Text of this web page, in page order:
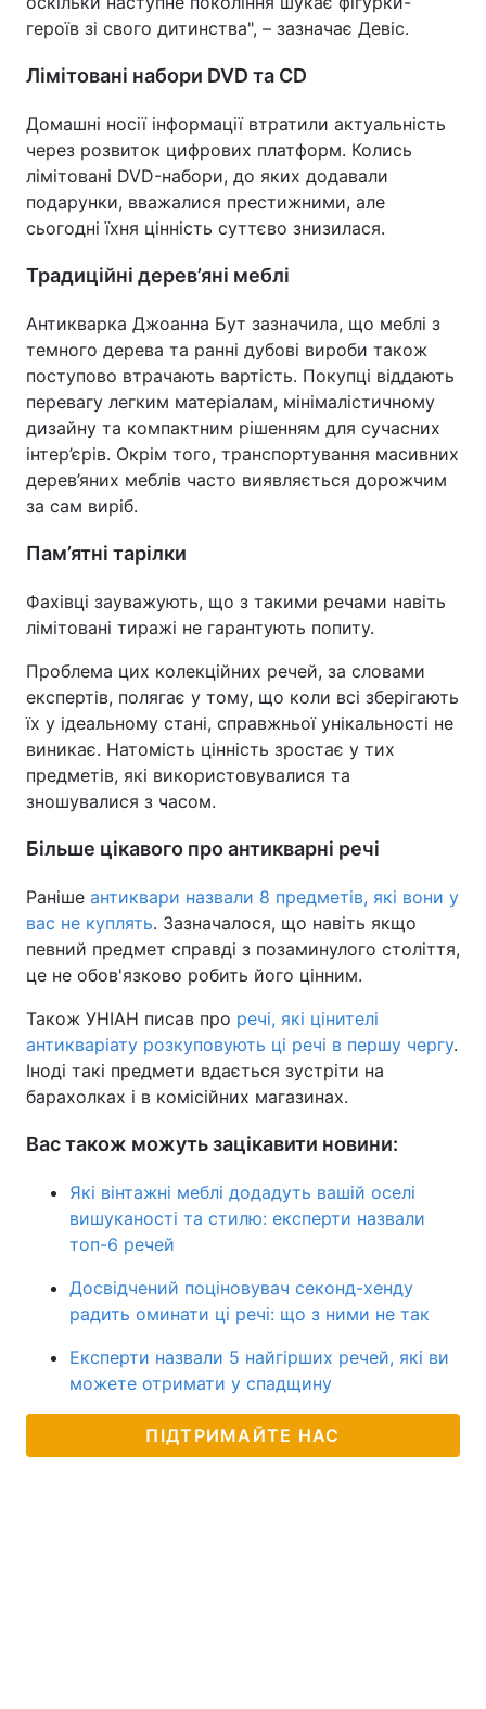
героїв зі свого дитинства", – зазначає Девіс.
Лімітовані набори DVD та CD
Домашні носії інформації втратили актуальність
через розвиток цифрових платформ. Колись
лімітовані DVD-набори, до яких додавали
подарунки, вважалися престижними, але
сьогодні їхня цінність суттєво знизилася.
Традиційні дерев’яні меблі
Антикварка Джоанна Бут зазначила, що меблі з
темного дерева та ранні дубові вироби також
поступово втрачають вартість. Покупці віддають
перевагу легким матеріалам, мінімалістичному
дизайну та компактним рішенням для сучасних
інтер’єрів. Окрім того, транспортування масивних
дерев’яних меблів часто виявляється дорожчим
за сам виріб.
Пам’ятні тарілки
Фахівці зауважують, що з такими речами навіть
лімітовані тиражі не гарантують попиту.
Проблема цих колекційних речей, за словами
експертів, полягає у тому, що коли всі зберігають
їх у ідеальному стані, справжньої унікальності не
виникає. Натомість цінність зростає у тих
предметів, які використовувалися та
зношувалися з часом.
Більше цікавого про антикварні речі
Раніше антиквари назвали 8 предметів, які вони у
вас не куплять. Зазначалося, що навіть якщо
певний предмет справді з позаминулого століття,
це не обов'язково робить його цінним.
Також УНІАН писав про речі, які цінителі
антикваріату розкуповують ці речі в першу чергу.
Іноді такі предмети вдається зустріти на
барахолках і в комісійних магазинах.
Вас також можуть зацікавити новини:
Які вінтажні меблі додадуть вашій оселі
вишуканості та стилю: експерти назвали
топ-6 речей
Досвідчений поціновувач секонд-хенду
радить оминати ці речі: що з ними не так
Експерти назвали 5 найгірших речей, які ви
можете отримати у спадщину
ПІДТРИМАЙТЕ НАС